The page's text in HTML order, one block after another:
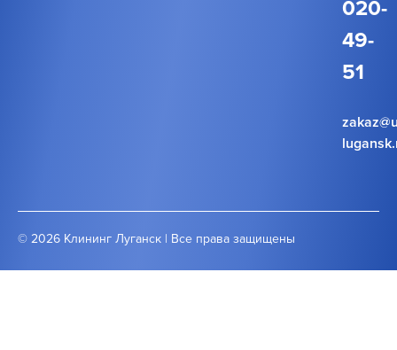
020-
49-
51
© 2026 Клининг Луганск | Все права защищены